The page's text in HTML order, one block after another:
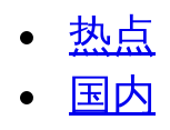
热点
国内